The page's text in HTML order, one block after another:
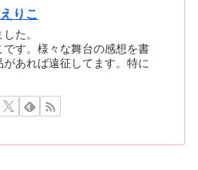
えりこ
た。
す。様々な舞台の感想を書
あれば遠征してます。特に